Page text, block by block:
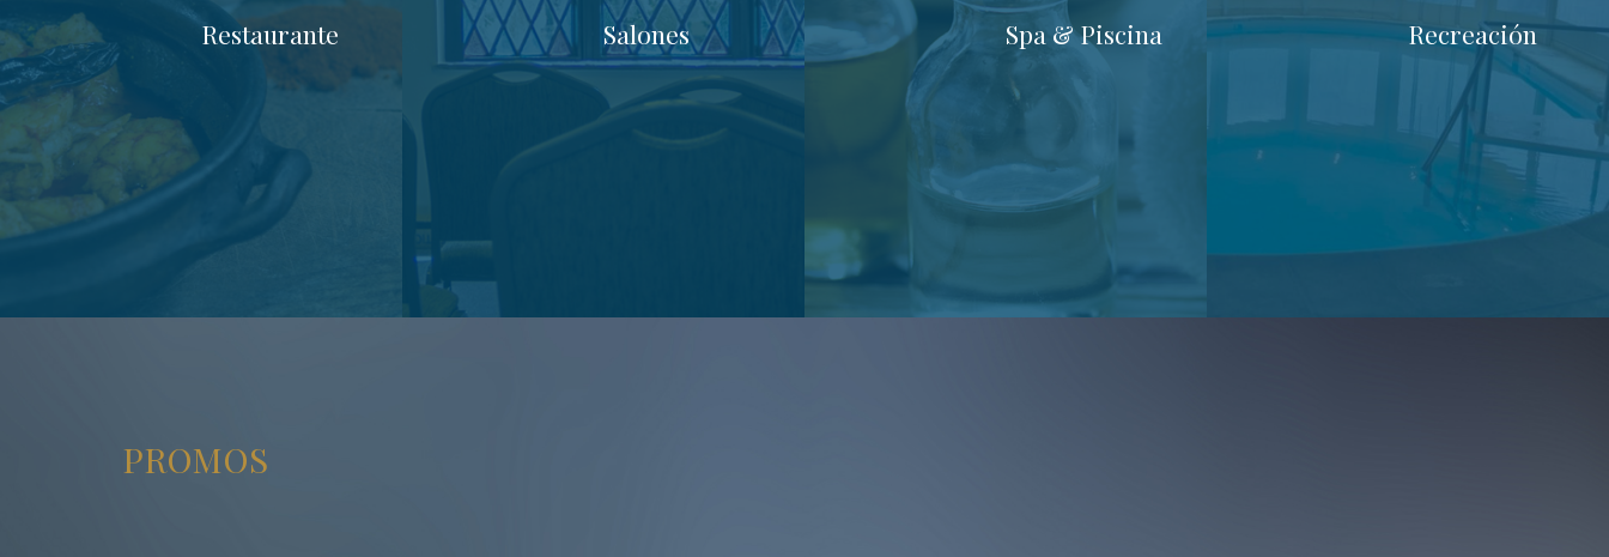
Restaurante Salones Spa & Piscina Recreación
PROMOS